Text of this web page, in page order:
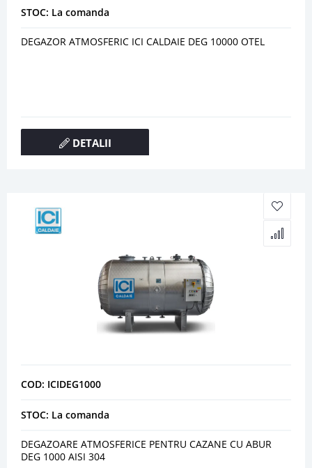
STOC: La comanda
DEGAZOR ATMOSFERIC ICI CALDAIE DEG 10000 OTEL
DETALII
COD: ICIDEG1000
STOC: La comanda
DEGAZOARE ATMOSFERICE PENTRU CAZANE CU ABUR
DEG 1000 AISI 304